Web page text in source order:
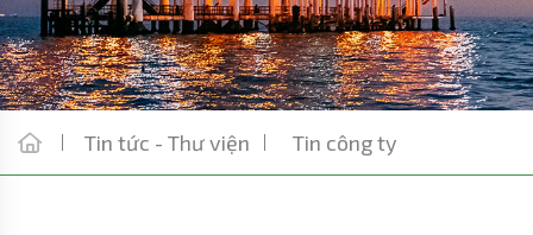
Tin tức - Thư viện Tin công ty